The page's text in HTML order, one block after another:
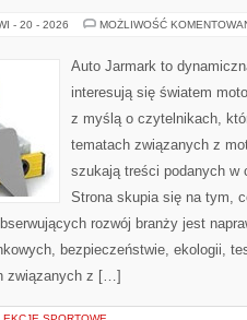
- 20 - 2026 MOŻLIWOŚĆ
Auto Jarmark to
interesują się światem
z myślą o czytelnikach,
tematach związanych z
szukają treści podanych
Strona skupia się na tym,
rozwój branży jest
bezpieczeństwie, ekologii,
związanych z […]